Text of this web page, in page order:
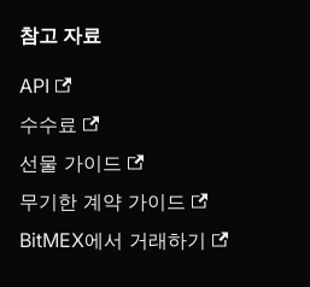
참고 자료
API
수수료
선물 가이드
무기한 계약 가이드
BitMEX에서 거래하기